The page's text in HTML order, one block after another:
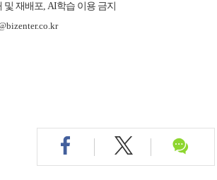
재배포, AI학습 이용 금지